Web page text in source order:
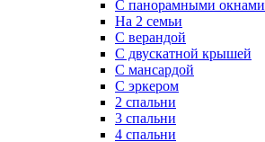
С панорамными окнами
На 2 семьи
С верандой
С двускатной крышей
С мансардой
С эркером
2 спальни
3 спальни
4 спальни